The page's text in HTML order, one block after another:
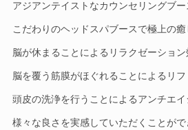
アジアンテイストなカウンセリングブー
こだわりのヘッドスパブースで極上の癒
脳が休まることによるリラクゼーション
脳を覆う筋膜がほぐれることによるリ
頭皮の洗浄を行うことによるアンチエ
様々な良さを実感していただくことがで